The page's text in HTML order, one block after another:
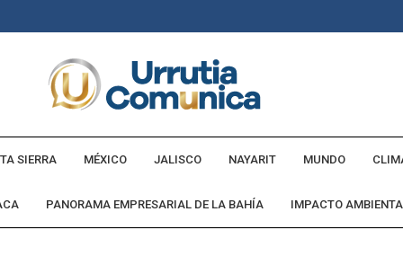
SIERRA MÉXICO JALISCO NAYARIT MUNDO
PANORAMA EMPRESARIAL DE LA BAHÍA IMPACTO